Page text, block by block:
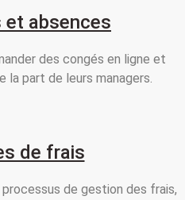
et absences
des congés en ligne et
la part de leurs managers.
de frais
de gestion des frais,